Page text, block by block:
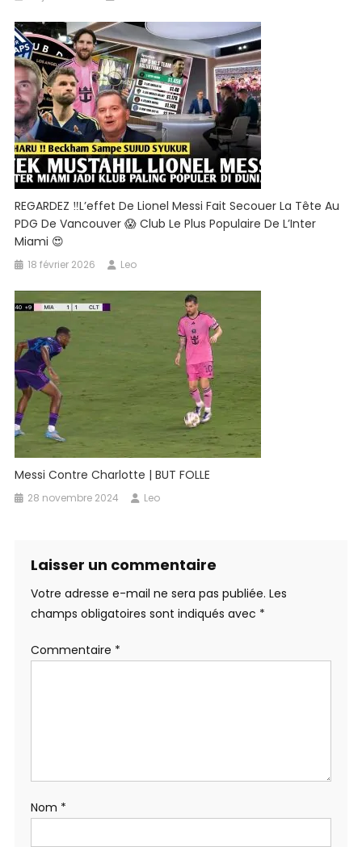
REGARDEZ ‼️L’effet De Lionel Messi Fait Secouer La Tête Au
PDG De Vancouver 😱 Club Le Plus Populaire De L’Inter
Miami 😍
18 février 2026 Leo
Messi Contre Charlotte | BUT FOLLE
28 novembre 2024 Leo
Laisser un commentaire
Votre adresse e-mail ne sera pas publiée. Les
champs obligatoires sont indiqués avec *
Commentaire *
Nom *